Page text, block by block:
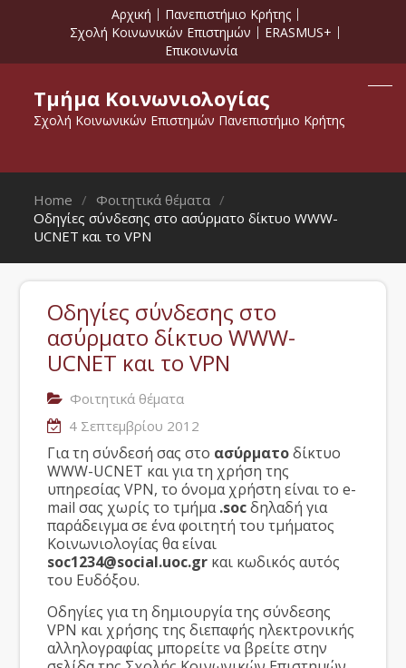
Αρχική
Πανεπιστήμιο Κρήτης
Σχολή Κοινωνικών Επιστημών
ERASMUS+
Επικοινωνία
Τμήμα Κοινωνιολογίας
Σχολή Κοινωνικών Επιστημών Πανεπιστήμιο Κρήτης
Home
Φοιτητικά θέματα
Οδηγίες σύνδεσης στο ασύρματο δίκτυο WWW-
UCNET και το VPN
Οδηγίες σύνδεσης στο
ασύρματο δίκτυο WWW-
UCNET και το VPN
Φοιτητικά θέματα
4 Σεπτεμβρίου 2012
Για τη σύνδεσή σας στο ασύρματοδίκτυο
WWW-UCNET και για τη χρήση της
υπηρεσίας VPN, το όνομα χρήστη είναι το e-
mail σας χωρίς το τμήμα.socδηλαδή για
παράδειγμα σε ένα φοιτητή του τμήματος
Κοινωνιολογίας θα είναι
soc1234@social.uoc.gr και κωδικός αυτός
του Ευδόξου.
Οδηγίες για τη δημιουργία της σύνδεσης
VPN και χρήσης της διεπαφής ηλεκτρονικής
αλληλογραφίας μπορείτε να βρείτε στην